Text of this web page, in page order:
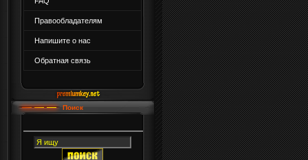
Правообладателям
Напишите о нас
Обратная связь
Поиск